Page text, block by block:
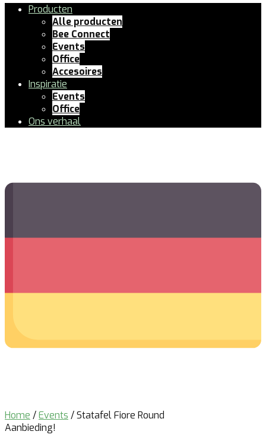
Producten
Alle producten
Bee Connect
Events
Office
Accesoires
Inspiratie
Events
Office
Ons verhaal
Home /Events / Statafel Fiore Round
Aanbieding!